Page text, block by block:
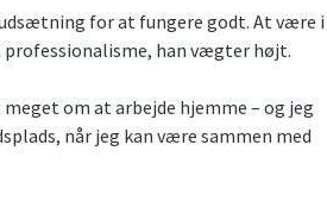
for at fungere godt. At være i
han vægter højt.
om at arbejde hjemme – og jeg
når jeg kan være sammen med